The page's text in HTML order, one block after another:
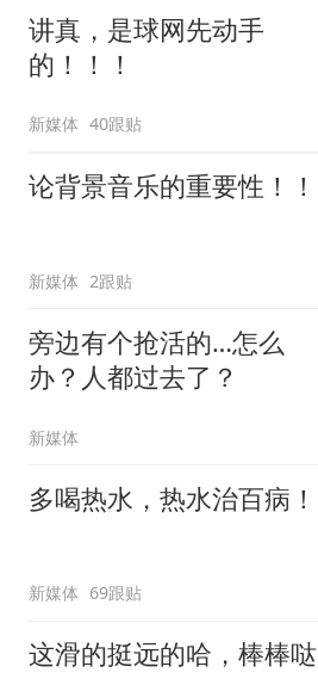
讲真，是球网先动手
的！！！
新媒体 40跟贴
论背景音乐的重要性！！
新媒体 2跟贴
旁边有个抢活的…怎么
办？人都过去了？
新媒体
多喝热水，热水治百病！
新媒体 69跟贴
这滑的挺远的哈，棒棒哒